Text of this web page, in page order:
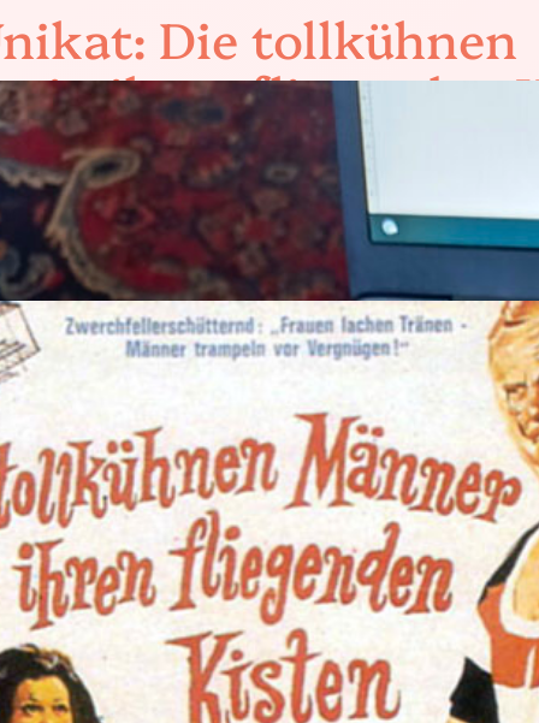
Die tollkühnen
in ihren fliegenden
Dezember 2015 Historisches,